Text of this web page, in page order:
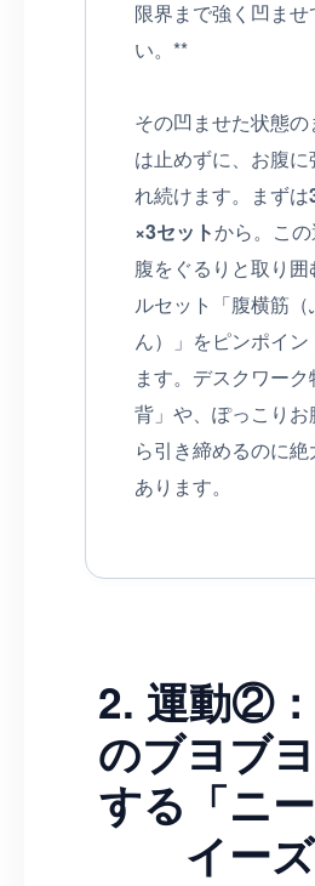
限界まで強く凹ませ
い。**
その凹ませた状態の
は止めずに、お腹に
れ続けます。まずは
×3セットから。こ
腹をぐるりと取り囲
ルセット「腹横筋（
ん）」をピンポイン
ます。デスクワー
背」や、ぽっこり
ら引き締めるのに
あります。
2. 運動②
のブヨブ
する「ニ
イーズ